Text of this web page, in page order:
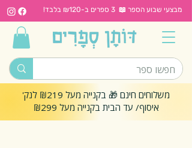
מבצעי שבוע הספר 📖 3 ספרים ב-₪120 בלבד!
משלוחים חינם 🎁 בקנייה מעל ₪219 לנק'
איסוף/ עד הבית בקנייה מעל ₪299